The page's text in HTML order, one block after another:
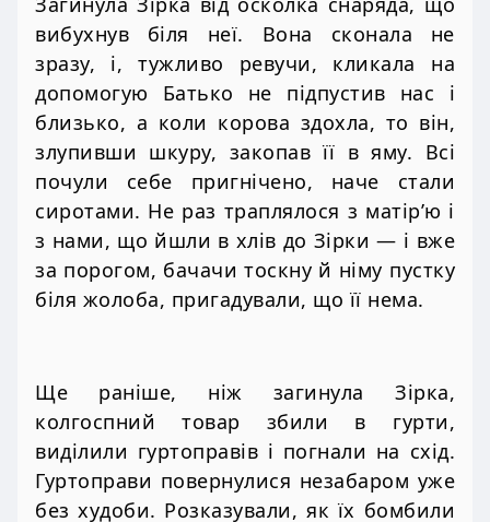
вибухнув біля неї. Вона сконала не
зразу, і, тужливо ревучи, кликала на
допомогую Батько не підпустив нас і
близько, а коли корова здохла, то він,
злупивши шкуру, закопав її в яму. Всі
почули себе пригнічено, наче стали
сиротами. Не раз траплялося з матір’ю і
з нами, що йшли в хлів до Зірки — і вже
за порогом, бачачи тоскну й німу пустку
біля жолоба, пригадували, що її нема.
Ще раніше, ніж загинула Зірка,
колгоспний товар збили в гурти,
виділили гуртоправів і погнали на схід.
Гуртоправи повернулися незабаром уже
без худоби. Розказували, як їх бомбили